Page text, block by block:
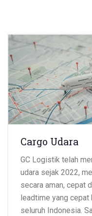
Cargo Udara
GC Logistik telah
udara sejak 2022,
secara aman, cepat
leadtime yang
seluruh Indonesia.